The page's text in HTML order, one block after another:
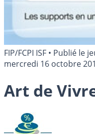
FIP/FCPI ISF • Publié le
mercredi 16 octobre
Art de